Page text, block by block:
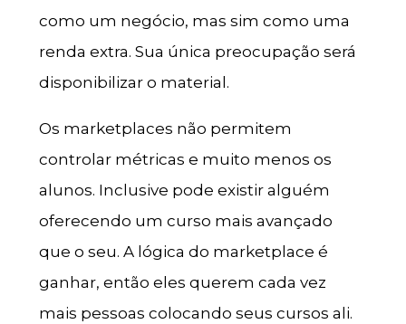
como um negócio, mas sim como uma
renda extra. Sua única preocupação será
disponibilizar o material.
Os marketplaces não permitem
controlar métricas e muito menos os
alunos. Inclusive pode existir alguém
oferecendo um curso mais avançado
que o seu. A lógica do marketplace é
ganhar, então eles querem cada vez
mais pessoas colocando seus cursos ali.